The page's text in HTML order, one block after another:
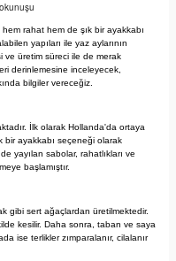
rahat hem de şık bir ayakkabı
yapıları ile yaz aylarının
ve üretim süreci ile de merak
derinlemesine inceleyecek,
bilgiler vereceğiz.
İlk olarak Hollanda'da ortaya
bir ayakkabı seçeneği olarak
yayılan sabolar, rahatlıkları ve
başlamıştır.
gibi sert ağaçlardan üretilmektedir.
kesilir. Daha sonra, taban ve saya
ise terlikler zımparalanır, cilalanır